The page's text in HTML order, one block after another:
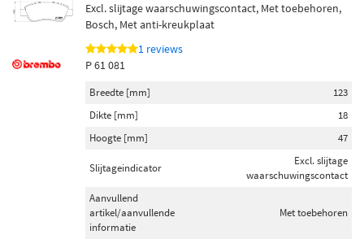
Excl. slijtage waarschuwingscontact, Met toebehoren,
Bosch, Met anti-kreukplaat
1 reviews
P 61 081
Breedte [mm]
123
Dikte [mm]
18
Hoogte [mm]
47
Slijtageindicator
Excl. slijtage
waarschuwingscontact
Aanvullend
artikel/aanvullende
informatie
Met toebehoren